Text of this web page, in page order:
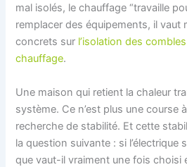
mal isolés, le chauffage “travaille
remplacer des équipements, il vaut
concrets sur l’isolation des
chauffage.
Une maison qui retient la chaleur
système. Ce n’est plus une course
recherche de stabilité. Et cette
la question suivante : si l’électrique
que vaut-il vraiment une fois choisi